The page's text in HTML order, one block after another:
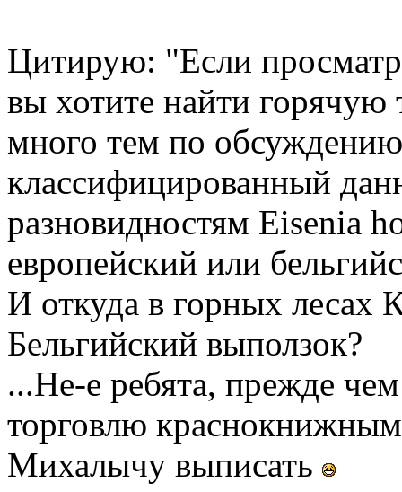
Цитирую: "Если
вы хотите найти горячую
много тем по
классифицированный
разновидностям Eisenia
европейский или
И откуда в горных лесах
Бельгийский выползок?
...Не-е ребята, прежде
торговлю
Михалычу выписать